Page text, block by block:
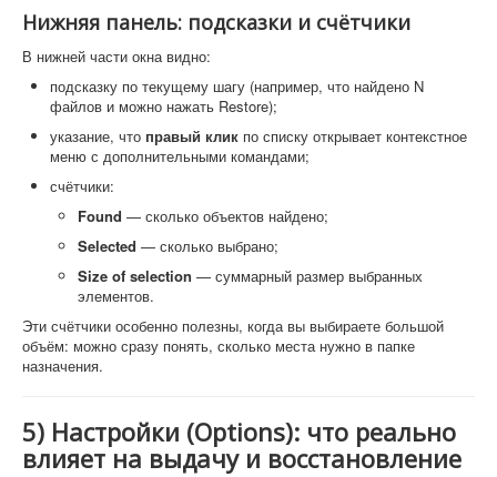
Нижняя панель: подсказки и счётчики
В нижней части окна видно:
подсказку по текущему шагу (например, что найдено N
файлов и можно нажать Restore);
указание, что правый клик по списку открывает контекстное
меню с дополнительными командами;
счётчики:
Found — сколько объектов найдено;
Selected — сколько выбрано;
Size of selection — суммарный размер выбранных
элементов.
Эти счётчики особенно полезны, когда вы выбираете большой
объём: можно сразу понять, сколько места нужно в папке
назначения.
5) Настройки (Options): что реально
влияет на выдачу и восстановление